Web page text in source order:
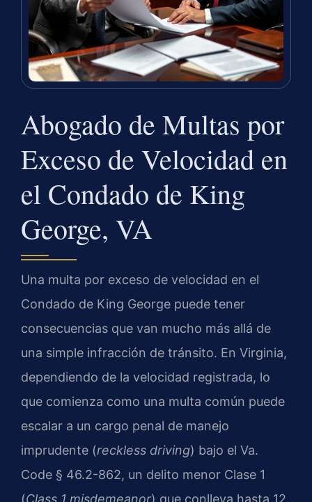
Abogado de Multas por
Exceso de Velocidad en
el Condado de King
George, VA
Una multa por exceso de velocidad en el
Condado de King George puede tener
consecuencias que van mucho más allá de
una simple infracción de tránsito. En Virginia,
dependiendo de la velocidad registrada, lo
que comienza como una multa común puede
escalar a un cargo penal de manejo
imprudente (reckless driving) bajo el Va.
Code § 46.2-862, un delito menor Clase 1